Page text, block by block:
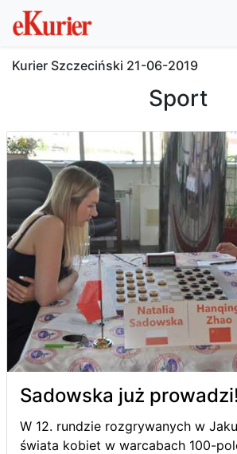
Kurier Szczeciński 21-06-2019
Sport
Sadowska już
W 12. rundzie rozgrywanych w
świata kobiet w warcabach 100-